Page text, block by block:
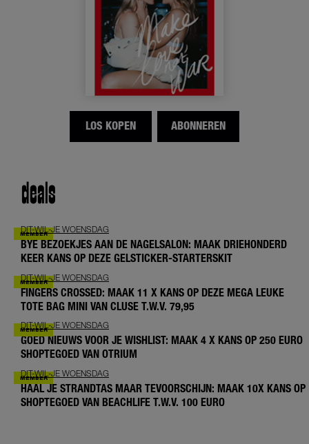
LOS KOPEN ABONNEREN
deals
DIT-WIL-JE WOENSDAG
BYE BEZOEKJES AAN DE NAGELSALON: MAAK DRIEHONDERD
KEER KANS OP DEZE GELSTICKER-STARTERSKIT
DIT-WIL-JE WOENSDAG
FINGERS CROSSED: MAAK 11 X KANS OP DEZE MEGA LEUKE
TOTE BAG MINI VAN CLUSE T.W.V. 79,95
DIT-WIL-JE WOENSDAG
GOED NIEUWS VOOR JE WISHLIST: MAAK 4 X KANS OP 250 EURO
SHOPTEGOED VAN OTRIUM
DIT-WIL-JE WOENSDAG
HAAL JE STRANDTAS MAAR TEVOORSCHIJN: MAAK 10X KANS OP
SHOPTEGOED VAN BEACHLIFE T.W.V. 100 EURO